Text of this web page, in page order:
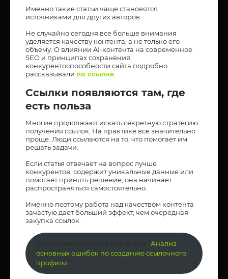
Именно такие статьи чаще становятся
источниками для других авторов.
Не случайно сегодня все больше внимания
уделяется качеству контента, а не только его
объему. О влиянии AI-контента на современное
SEO и принципах сохранения
конкурентоспособности сайта подробно
рассказывали по ссылке
Ссылки появляются там, где
есть польза
Многие продолжают искать секретную стратегию
получения ссылок. На практике все значительно
проще. Люди ссылаются на то, что помогает им
решать задачи.
Если статья отвечает на вопрос лучше
конкурентов, содержит уникальные данные или
помогает принять решение, она начинает
распространяться самостоятельно.
Именно поэтому работа над качеством контента
зачастую дает больший эффект, чем очередная
закупка ссылок.
Советуем прочитать статью “Анализ
основных ошибок по созданию ссылочного
профиля